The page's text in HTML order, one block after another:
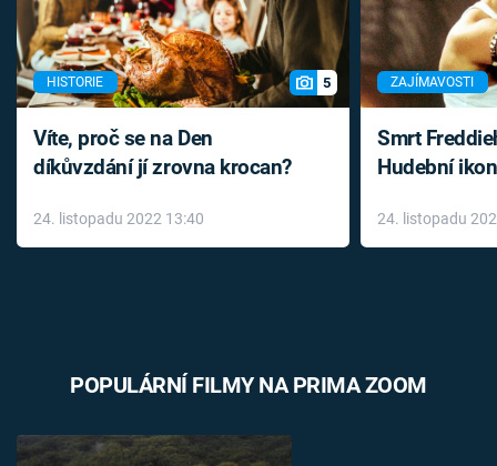
HISTORIE 5
Víte, proč se na Den
díkůvzdání jí zrovna krocan?
24. listopadu 2022 13:40
ZAJÍMAVOSTI
Smrt
Hudební
léky
24. listopadu
POPULÁRNÍ FILMY NA PRIMA ZOOM